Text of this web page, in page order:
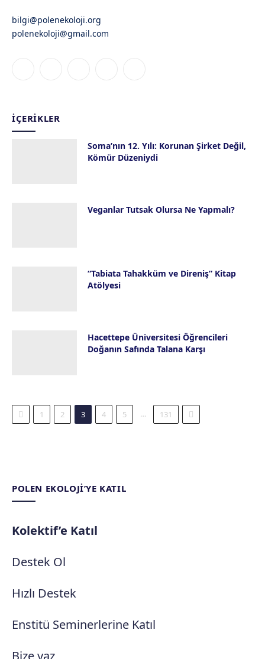
bilgi@polenekoloji.org
polenekoloji@gmail.com
İÇERIKLER
Soma’nın 12. Yılı: Korunan Şirket Değil,
Kömür Düzeniydi
Veganlar Tutsak Olursa Ne Yapmalı?
“Tabiata Tahakküm ve Direniş” Kitap
Atölyesi
Hacettepe Üniversitesi Öğrencileri
Doğanın Safında Talana Karşı
Previous
1 2 3 4 5 … 131 Next
POLEN EKOLOJI’YE KATIL
Kolektif’e Katıl
Destek Ol
Hızlı Destek
Enstitü Seminerlerine Katıl